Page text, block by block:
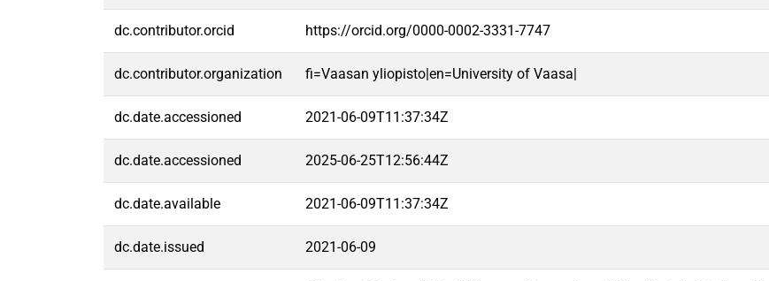
dc.contributor.orcid https://orcid.org/0000-0002-3331-7747
dc.contributor.organization fi=Vaasan yliopisto|en=University of Vaasa|
dc.date.accessioned 2021-06-09T11:37:34Z
dc.date.accessioned 2025-06-25T12:56:44Z
dc.date.available 2021-06-09T11:37:34Z
dc.date.issued 2021-06-09